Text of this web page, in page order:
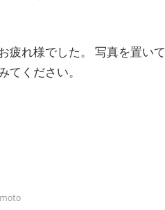
疲れ様でした。 写真を置いて
てください。